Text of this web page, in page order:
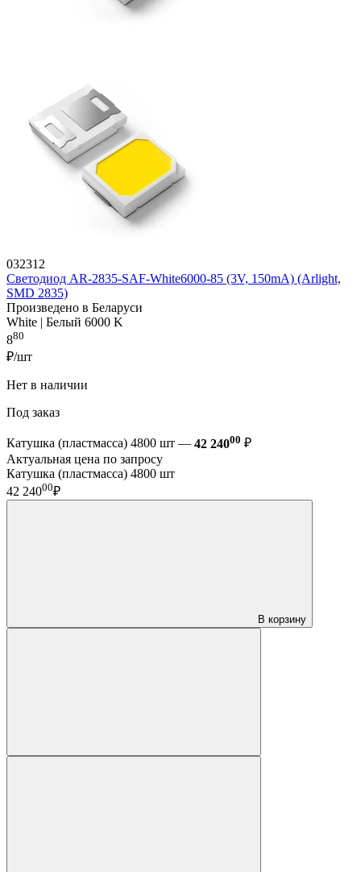
032312
Светодиод AR-2835-SAF-White6000-85 (3V, 150mA) (Arlight,
SMD 2835)
Произведено в Беларуси
White | Белый 6000 K
880
₽/шт
Нет в наличии
Под заказ
Катушка (пластмасса) 4800 шт — 42 24000 ₽
Актуальная цена по запросу
Катушка (пластмасса) 4800 шт
42 24000₽
В корзину